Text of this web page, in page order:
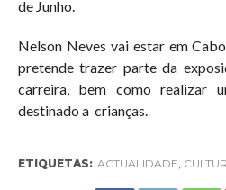
de Junho.
Nelson Neves vai estar em
pretende trazer parte da
carreira, bem como realizar
destinado a crianças.
ETIQUETAS: ACTUALIDADE,